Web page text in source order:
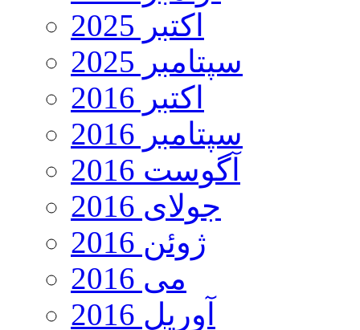
اکتبر 2025
سپتامبر 2025
اکتبر 2016
سپتامبر 2016
آگوست 2016
جولای 2016
ژوئن 2016
می 2016
آوریل 2016